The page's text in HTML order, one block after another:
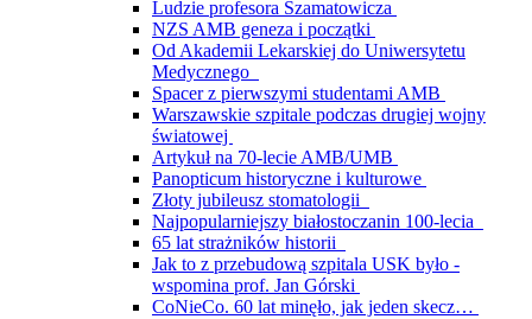
Ludzie profesora Szamatowicza
NZS AMB geneza i początki
Od Akademii Lekarskiej do Uniwersytetu
Medycznego
Spacer z pierwszymi studentami AMB
Warszawskie szpitale podczas drugiej wojny
światowej
Artykuł na 70-lecie AMB/UMB
Panopticum historyczne i kulturowe
Złoty jubileusz stomatologii
Najpopularniejszy białostoczanin 100-lecia
65 lat strażników historii
Jak to z przebudową szpitala USK było -
wspomina prof. Jan Górski
CoNieCo. 60 lat minęło, jak jeden skecz…